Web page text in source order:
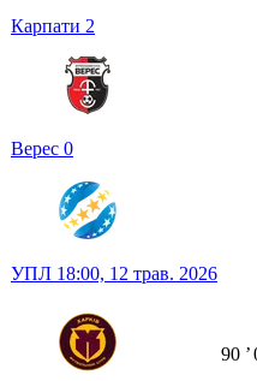
Карпати 2
Верес 0
УПЛ 18:00, 12 трав. 2026
90 ʼ